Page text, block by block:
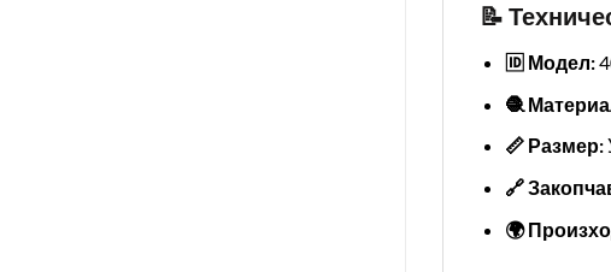
📝
🆔 Модел:
🧶
📏 Размер:
🔗
🌍